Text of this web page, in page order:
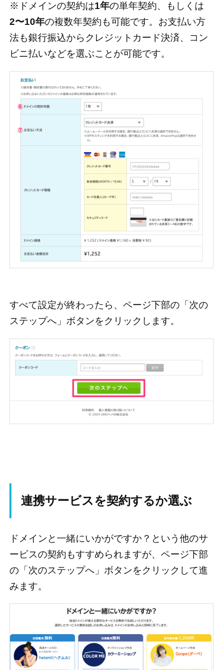
※ドメインの契約は1年の単年契約、もしくは
2〜10年の複数年契約も可能です。お支払い方
法も銀行振込からクレジットカード決済、コン
ビニ払いなどを選ぶことが可能です。
すべて設定が終わったら、ページ下部の「次の
ステップへ」ボタンをクリックします。
連携サービスを契約するか選ぶ
ドメインと一緒にいかがですか？という他のサ
ービスの契約もすすめられますが、ページ下部
の「次のステップへ」ボタンをクリックして進
みます。